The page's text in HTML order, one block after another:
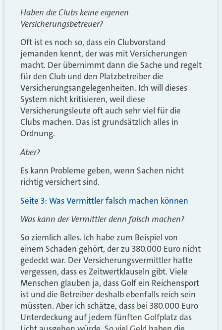
Haben die Clubs keine eigenen
Versicherungsbetreuer?
Oft ist es noch so, dass ein Clubvorstand
jemanden kennt, der was mit Versicherungen
macht. Der übernimmt dann die Sache und regelt
für den Club und den Platzbetreiber die
Versicherungsangelegenheiten. Ich will dieses
System nicht kritisieren, weil diese
Versicherungsleute oft auch sehr viel für die
Clubs machen. Das ist grundsätzlich alles in
Ordnung.
Aber?
Es kann Probleme geben, wenn Sachen nicht
richtig versichert sind.
Seite 3: Was Vermittler falsch machen können
Was kann der Vermittler denn falsch machen?
So ziemlich alles. Ich habe zum Beispiel von
einem Schaden gehört, der zu 380.000 Euro nicht
gedeckt war. Der Versicherungsvermittler hatte
vergessen, dass es Zeitwertklauseln gibt. Viele
Menschen glauben ja, dass Golf ein Reichensport
ist und die Betreiber deshalb ebenfalls reich sein
müssten. Aber ich schätze, dass bei 380.000 Euro
Unterdeckung auf jedem fünften Golfplatz das